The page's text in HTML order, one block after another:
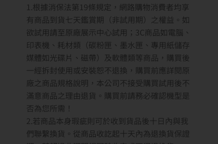
1.根據消保法第19條規定，網路購物消費者均享
有商品到貨七天鑑賞期（非試用期）之權益。如
欲試用請至原廠展示中心試用；3C商品如電腦、
印表機、耗材類（碳粉匣、墨水匣、專用紙儲存
媒體如光碟片、磁帶）及軟體類等商品，購買後
一經拆封使用或安裝恕不退換，購買前應詳閱原
廠之商品規格說明，本公司不接受購買試用後不
滿意商品之理由退貨。購買前請務必確認機型是
否為您所需！
2.若商品本身瑕疵則可於收到貨品後十日內與我
們聯繫換貨。從商品收訖起十天內為退換貨保證